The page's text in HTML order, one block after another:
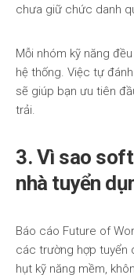
chưa giữ chức danh
Mỗi nhóm kỹ năng
hệ thống. Việc tự
sẽ giúp bạn ưu tiên
trải.
3. Vì sao
nhà tuyển
Báo cáo Future of
các trường hợp tuyển
hụt kỹ năng mềm,